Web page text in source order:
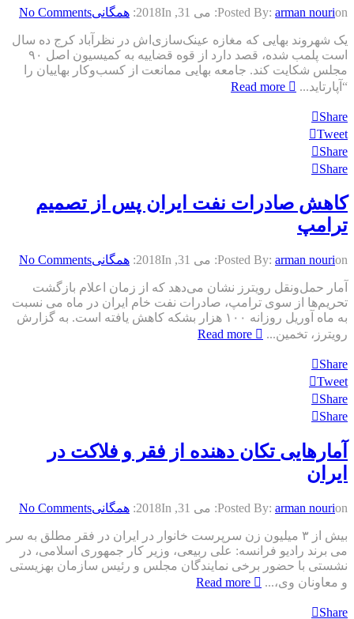
Posted By: arman nourion: می 31, 2018 In: همگانیNo Comments
یک شهروند بهایی که مغازه عینک‌سازی‌‌اش در نظرآباد کرج ده سال
است پلمب شده، قصد دارد از قوه قضاییه به کمیسیون اصل ۹۰
مجلس شکایت کند. جامعه بهایی ممانعت از کسب‌وکار بهاییان را
“آپارتاید...
Read more
Share
Tweet
Share
Share
کاهش صادرات نفت ایران پس از تصمیم
ترامپ
Posted By: arman nourion: می 31, 2018 In: همگانیNo Comments
آمار حمل‌ونقل رویترز نشان می‌دهد که از زمان اعلام بازگشت
تحریم‌ها از سوی ترامپ، صادرات نفت خام ایران در ماه می‌ نسبت
به ماه آوریل روزانه ۱۰۰ هزار بشکه کاهش یافته است. به گزارش
رویترز، تخمین‌...
Read more
Share
Tweet
Share
Share
آمارهایی تکان‌ دهنده از فقر و فلاکت در
ایران
Posted By: arman nourion: می 31, 2018 In: همگانیNo Comments
بیش از ۳ میلیون زن سرپرست خانوار در ایران در فقر مطلق به سر
می برند رادیو فرانسه: علی ربیعی، وزیر کار جمهوری اسلامی، در
نشستی با حضور برخی نمایندگان مجلس و رئیس سازمان بهزیستی
و معاونان وی،...
Read more
Share